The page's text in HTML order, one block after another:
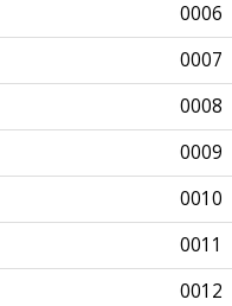
0006
0007
0008
0009
0010
0011
0012